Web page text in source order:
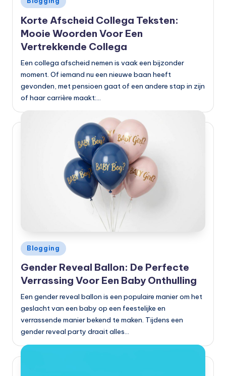
in
Korte Afscheid Collega Teksten:
Mooie Woorden Voor Een
Vertrekkende Collega
Een collega afscheid nemen is vaak een bijzonder
moment. Of iemand nu een nieuwe baan heeft
gevonden, met pensioen gaat of een andere stap in zijn
of haar carrière maakt:…
Geplaatst
in
Blogging
Gender Reveal Ballon: De Perfecte
Verrassing Voor Een Baby Onthulling
Een gender reveal ballon is een populaire manier om het
geslacht van een baby op een feestelijke en
verrassende manier bekend te maken. Tijdens een
gender reveal party draait alles…